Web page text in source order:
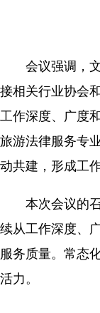
会议强调，
接相关行业协会
工作深度、广度
旅游法律服务专
动共建，形成工
本次会议的
续从工作深度、
服务质量。常态
活力。